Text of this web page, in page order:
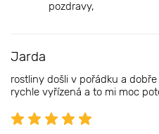
pozdravy,
Jarda
rostliny došli v pořádku a
rychle vyřízená a to mi moc